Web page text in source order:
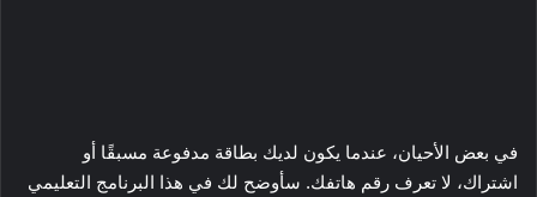
في بعض الأحيان، عندما يكون لديك بطاقة مدفوعة مسبقًا أو
اشتراك، لا تعرف رقم هاتفك. سأوضح لك في هذا البرنامج التعليمي